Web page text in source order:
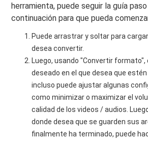
herramienta, puede seguir la guía
continuación para que pueda
Puede arrastrar y soltar para
desea convertir.
Luego, usando "Convertir
deseado en el que desea que
incluso puede ajustar algunas
como minimizar o maximizar el
calidad de los videos / audios.
donde desea que se guarden sus
finalmente ha terminado, puede